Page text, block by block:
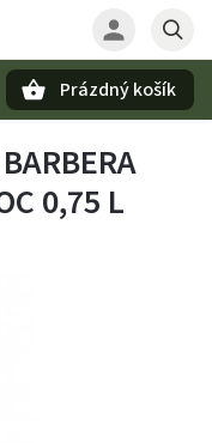
Prázdný košík
0,75 L